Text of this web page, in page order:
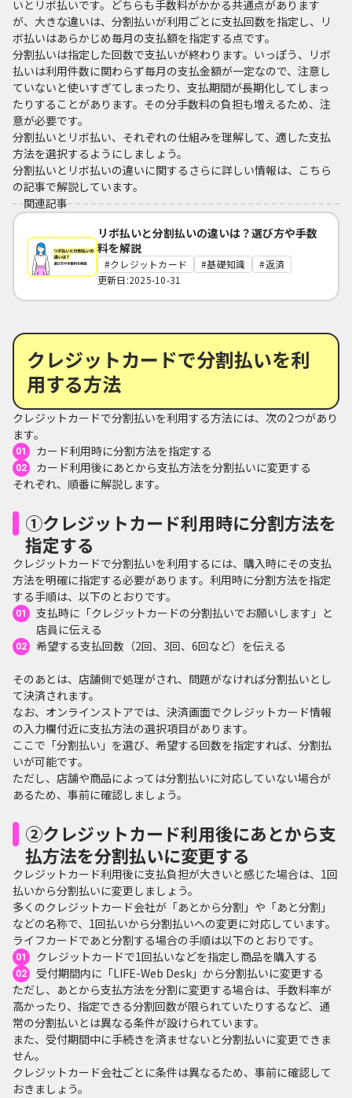
いとリボ払いです。どちらも手数料がかかる共通点があります
が、大きな違いは、分割払いが利用ごとに支払回数を指定し、リ
ボ払いはあらかじめ毎月の支払額を指定する点です。
分割払いは指定した回数で支払いが終わります。いっぽう、リボ
払いは利用件数に関わらず毎月の支払金額が一定なので、注意し
ていないと使いすぎてしまったり、支払期間が長期化してしまっ
たりすることがあります。その分手数料の負担も増えるため、注
意が必要です。
分割払いとリボ払い、それぞれの仕組みを理解して、適した支払
方法を選択するようにしましょう。
分割払いとリボ払いの違いに関するさらに詳しい情報は、こちら
の記事で解説しています。
関連記事
リボ払いと分割払いの違いは？選び方や手数
料を解説
クレジットカード 基礎知識
返済
更新日:2025-10-31
クレジットカードで分割払いを利
用する方法
クレジットカードで分割払いを利用する方法には、次の2つがあり
ます。
カード利用時に分割方法を指定する
カード利用後にあとから支払方法を分割払いに変更する
それぞれ、順番に解説します。
①クレジットカード利用時に分割方法を
指定する
クレジットカードで分割払いを利用するには、購入時にその支払
方法を明確に指定する必要があります。利用時に分割方法を指定
する手順は、以下のとおりです。
支払時に「クレジットカードの分割払いでお願いします」と
店員に伝える
希望する支払回数（2回、3回、6回など）を伝える
そのあとは、店舗側で処理がされ、問題がなければ分割払いとし
て決済されます。
なお、オンラインストアでは、決済画面でクレジットカード情報
の入力欄付近に支払方法の選択項目があります。
ここで「分割払い」を選び、希望する回数を指定すれば、分割払
いが可能です。
ただし、店舗や商品によっては分割払いに対応していない場合が
あるため、事前に確認しましょう。
②クレジットカード利用後にあとから支
払方法を分割払いに変更する
クレジットカード利用後に支払負担が大きいと感じた場合は、1回
払いから分割払いに変更しましょう。
多くのクレジットカード会社が「あとから分割」や「あと分割」
などの名称で、1回払いから分割払いへの変更に対応しています。
ライフカードであと分割する場合の手順は以下のとおりです。
クレジットカードで1回払いなどを指定し商品を購入する
受付期間内に「LIFE-Web Desk」から分割払いに変更する
ただし、あとから支払方法を分割に変更する場合は、手数料率が
高かったり、指定できる分割回数が限られていたりするなど、通
常の分割払いとは異なる条件が設けられています。
また、受付期間中に手続きを済ませないと分割払いに変更できま
せん。
クレジットカード会社ごとに条件は異なるため、事前に確認して
おきましょう。